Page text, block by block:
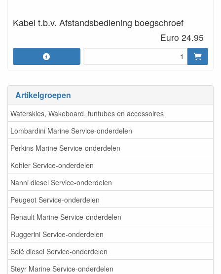
Artikelgroepen
Waterskies, Wakeboard, funtubes en accessoires
Lombardini Marine Service-onderdelen
Perkins Marine Service-onderdelen
Kohler Service-onderdelen
Nanni diesel Service-onderdelen
Peugeot Service-onderdelen
Renault Marine Service-onderdelen
Ruggerini Service-onderdelen
Solé diesel Service-onderdelen
Steyr Marine Service-onderdelen
Kabel t.b.v. Afstandsbediening boegschroef
Euro 24.95